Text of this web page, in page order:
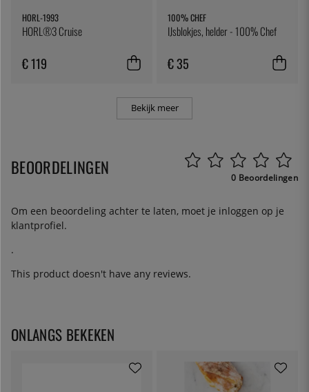
HORL-1993
HORL®3 Cruise
€ 119
100% CHEF
IJsblokjes, helder - 100% Chef
€ 35
Bekijk meer
BEOORDELINGEN 0 Beoordelingen
Om een beoordeling achter te laten, moet je inloggen op je
klantprofiel.
.
This product doesn't have any reviews.
ONLANGS BEKEKEN